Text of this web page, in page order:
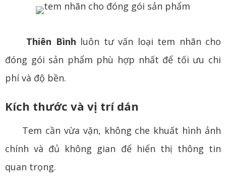
Thiên Bình luôn tư vấn loại tem nhãn cho
đóng gói sản phẩm phù hợp nhất để tối ưu chi
phí và độ bền.
Kích thước và vị trí dán
Tem cần vừa vặn, không che khuất hình ảnh
chính và đủ không gian để hiển thị thông tin
quan trọng.